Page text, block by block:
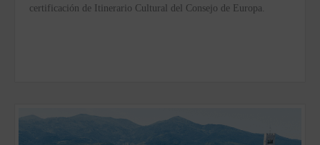
certificación de Itinerario Cultural del Consejo de Europa.